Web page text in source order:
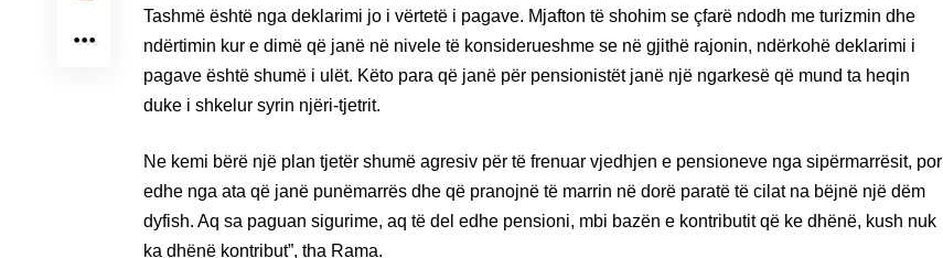
Tashmë është nga deklarimi jo i vërtetë i pagave. Mjafton të shohim se çfarë ndodh me turizmin dhe
ndërtimin kur e dimë që janë në nivele të konsiderueshme se në gjithë rajonin, ndërkohë deklarimi i
pagave është shumë i ulët. Këto para që janë për pensionistët janë një ngarkesë që mund ta heqin
duke i shkelur syrin njëri-tjetrit.
Ne kemi bërë një plan tjetër shumë agresiv për të frenuar vjedhjen e pensioneve nga sipërmarrësit, por
edhe nga ata që janë punëmarrës dhe që pranojnë të marrin në dorë paratë të cilat na bëjnë një dëm
dyfish. Aq sa paguan sigurime, aq të del edhe pensioni, mbi bazën e kontributit që ke dhënë, kush nuk
ka dhënë kontribut”, tha Rama.